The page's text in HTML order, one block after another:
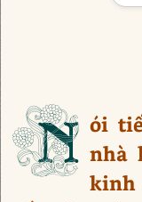
N ói
nhà
kinh